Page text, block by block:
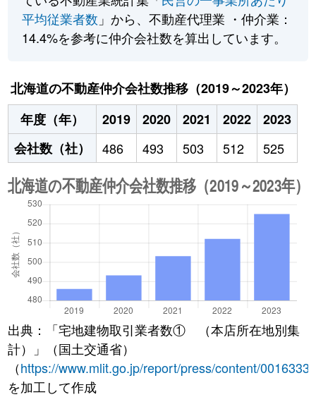
平均従業者数 」から、不動産代理業 ・仲介業：
14.4%を参考に仲介会社数を算出しています。
北海道の不動産仲介会社数推移（2019～2023年）
年度（年）
2019 2020 2021 2022
2023
会社数（社）
486 493 503 512 525
出典：「宅地建物取引業者数① （本店所在地別集
計）」（国土交通省）
（https://www.mlit.go.jp/report/press/content/
を加工して作成